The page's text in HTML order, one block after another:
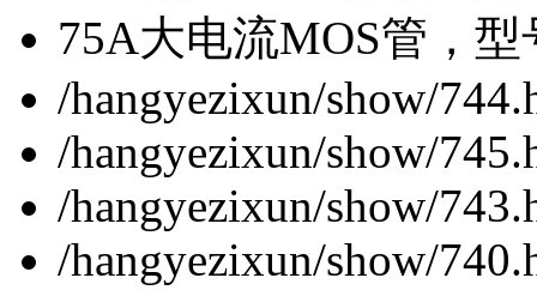
75A大电流MOS管，
/hangyezixun/show/
/hangyezixun/show/
/hangyezixun/show/
/hangyezixun/show/